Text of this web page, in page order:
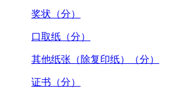
奖状（分）
口取纸（分）
其他纸张（除复印纸）（分）
证书（分）